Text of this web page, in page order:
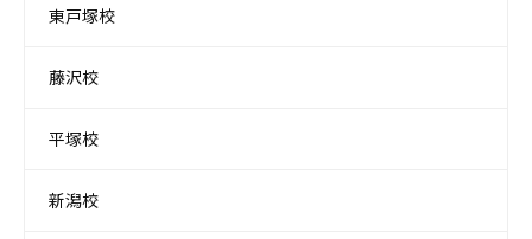
東戸塚校
藤沢校
平塚校
新潟校